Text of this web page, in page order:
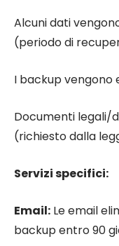
Alcuni dati
(periodo di
I backup vengono
Documenti legali/
(richiesto dalla
Servizi specifici:
Email: Le email
backup entro 90